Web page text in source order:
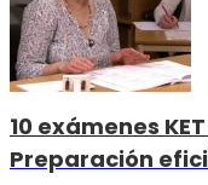
10 exámenes
Preparación